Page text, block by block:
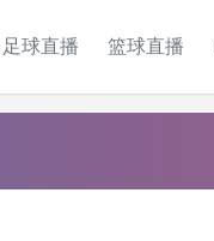
足球直播 篮球直播